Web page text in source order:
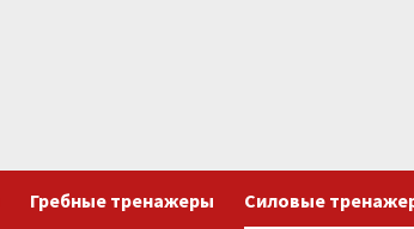
Гребные тренажеры Силовые